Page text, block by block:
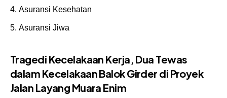
Asuransi Kesehatan
Asuransi Jiwa
Tragedi Kecelakaan Kerja, Dua Tewas
dalam Kecelakaan Balok Girder di Proyek
Jalan Layang Muara Enim